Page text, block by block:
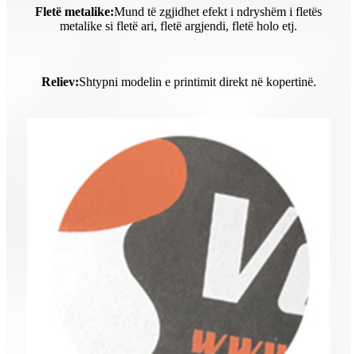
Fletë metalike:Mund të zgjidhet efekt i ndryshëm i fletës
metalike si fletë ari, fletë argjendi, fletë holo etj.
Reliev:Shtypni modelin e printimit direkt në kopertinë.